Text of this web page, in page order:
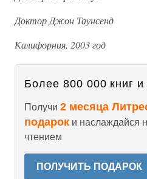
Доктор Джон Таунсенд
Калифорния, 2003 год
Более 800 000 книг и
Получи 2 месяца
подарок и наслаждайся
чтением
ПОЛУЧИТЬ ПОДАРОК